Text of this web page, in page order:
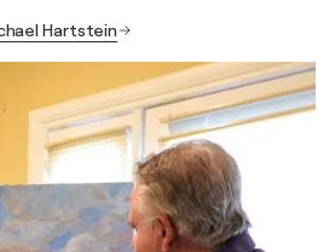
Hartstein